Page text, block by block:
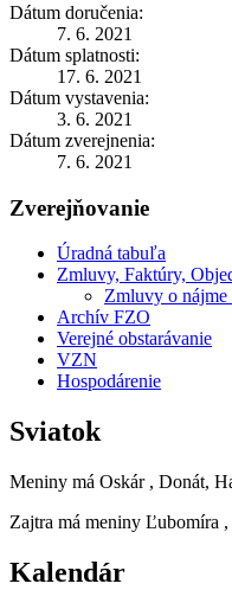
Dátum doručenia:
7. 6. 2021
Dátum splatnosti:
17. 6. 2021
Dátum vystavenia:
3. 6. 2021
Dátum zverejnenia:
7. 6. 2021
Zverejňovanie
Úradná tabuľa
Zmluvy, Faktúry,
Zmluvy o nájme
Archív FZO
Verejné obstarávanie
VZN
Hospodárenie
Sviatok
Meniny má Oskár , Donát,
Zajtra má meniny Ľubomíra
Kalendár